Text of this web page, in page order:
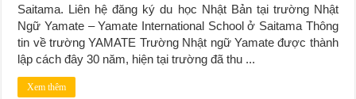
Saitama. Liên hệ đăng ký du học Nhật Bản tại trường Nhật
Ngữ Yamate – Yamate International School ở Saitama Thông
tin về trường YAMATE Trường Nhật ngữ Yamate được thành
lập cách đây 30 năm, hiện tại trường đã thu ...
Xem thêm